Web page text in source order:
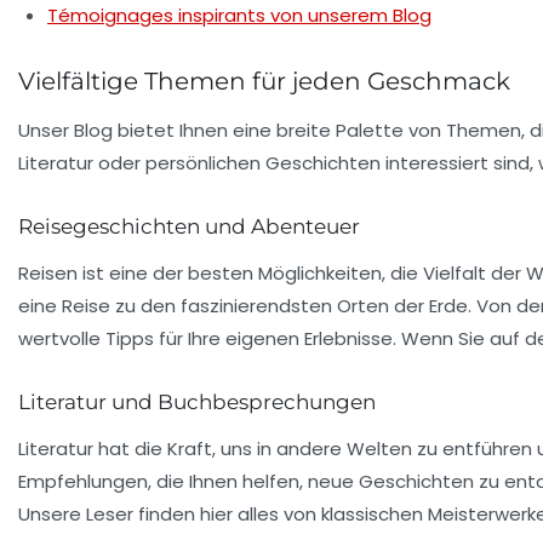
Témoignages inspirants von unserem Blog
Vielfältige Themen für jeden Geschmack
Unser Blog bietet Ihnen eine breite Palette von Themen,
Literatur oder persönlichen Geschichten interessiert
Reisegeschichten und Abenteuer
Reisen ist eine der besten Möglichkeiten, die Vielfalt der
eine Reise zu den faszinierendsten Orten der Erde. Von
wertvolle Tipps für Ihre eigenen Erlebnisse. Wenn Sie auf
Literatur und Buchbesprechungen
Literatur hat die Kraft, uns in andere Welten zu
Empfehlungen, die Ihnen helfen, neue Geschichten zu
Unsere Leser finden hier alles von klassischen